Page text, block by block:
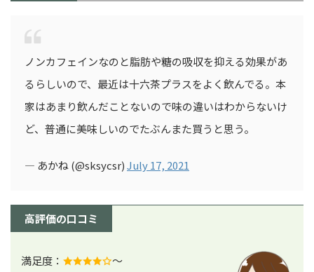
ノンカフェインなのと脂肪や糖の吸収を抑える効果があ
るらしいので、最近は十六茶プラスをよく飲んでる。本
家はあまり飲んだことないので味の違いはわからないけ
ど、普通に美味しいのでたぶんまた買うと思う。
— あかね (@sksycsr)July 17, 2021
高評価の口コミ
満足度： ～